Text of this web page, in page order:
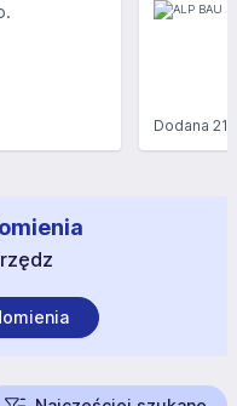
Dodana21